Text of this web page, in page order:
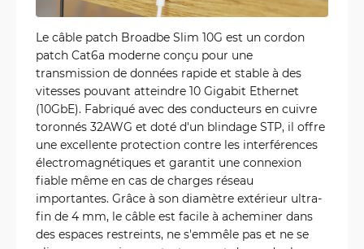
Le câble patch Broadbe Slim 10G est un cordon
patch Cat6a moderne conçu pour une
transmission de données rapide et stable à des
vitesses pouvant atteindre 10 Gigabit Ethernet
(10GbE). Fabriqué avec des conducteurs en cuivre
toronnés 32AWG et doté d'un blindage STP, il offre
une excellente protection contre les interférences
électromagnétiques et garantit une connexion
fiable même en cas de charges réseau
importantes. Grâce à son diamètre extérieur ultra-
fin de 4 mm, le câble est facile à acheminer dans
des espaces restreints, ne s'emmêle pas et ne se